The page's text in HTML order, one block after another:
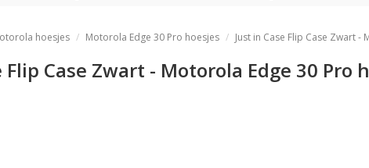
hoesjes Motorola Edge 30 Pro hoesjes Just in Case Flip Case Zwart
Flip Case Zwart - Motorola Edge 30 Pro